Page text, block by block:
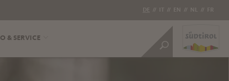
DE // IT // EN // NL // FR
& SERVICE